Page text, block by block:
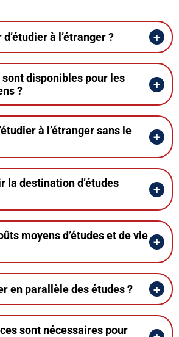
à l’étranger ?
disponibles pour les
?
à l’étranger sans le
la destination d’études
moyens d’études et de vie
en parallèle des études ?
sont nécessaires pour